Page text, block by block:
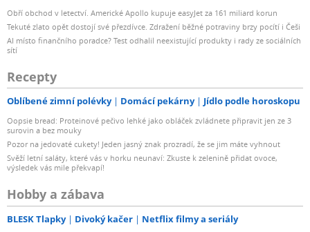
Obří obchod v letectví. Americké Apollo kupuje easyJet za 161 miliard korun
Tekuté zlato opět dostojí své přezdívce. Zdražení běžné potraviny brzy pocítí i Češi
AI místo finančního poradce? Test odhalil neexistující produkty i rady ze sociálních
sítí
Recepty
Oblíbené zimní polévky Domácí pekárny Jídlo podle horoskopu
Oopsie bread: Proteinové pečivo lehké jako obláček zvládnete připravit jen ze 3
surovin a bez mouky
Pozor na jedovaté cukety! Jeden jasný znak prozradí, že se jim máte vyhnout
Svěží letní saláty, které vás v horku neunaví: Zkuste k zelenině přidat ovoce,
výsledek vás mile překvapí!
Hobby a zábava
BLESK Tlapky Divoký kačer Netflix filmy a seriály